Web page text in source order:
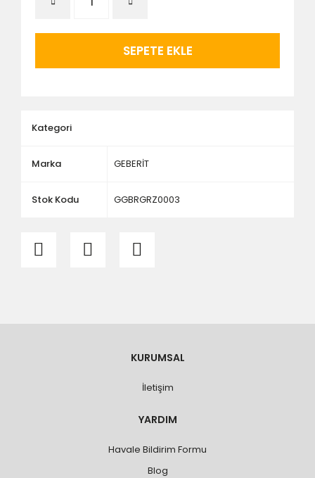
ölçü ve ebat kontrolü yaptırınız.
SEPETE EKLE
Kategori
Marka GEBERİT
Stok Kodu GGBRGRZ0003
KURUMSAL
İletişim
YARDIM
Havale Bildirim Formu
Blog